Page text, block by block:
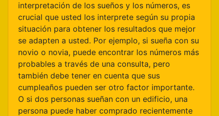
interpretación de los sueños y los números, es
crucial que usted los interprete según su propia
situación para obtener los resultados que mejor
se adapten a usted. Por ejemplo, si sueña con su
novio o novia, puede encontrar los números más
probables a través de una consulta, pero
también debe tener en cuenta que sus
cumpleaños pueden ser otro factor importante.
O si dos personas sueñan con un edificio, una
persona puede haber comprado recientemente